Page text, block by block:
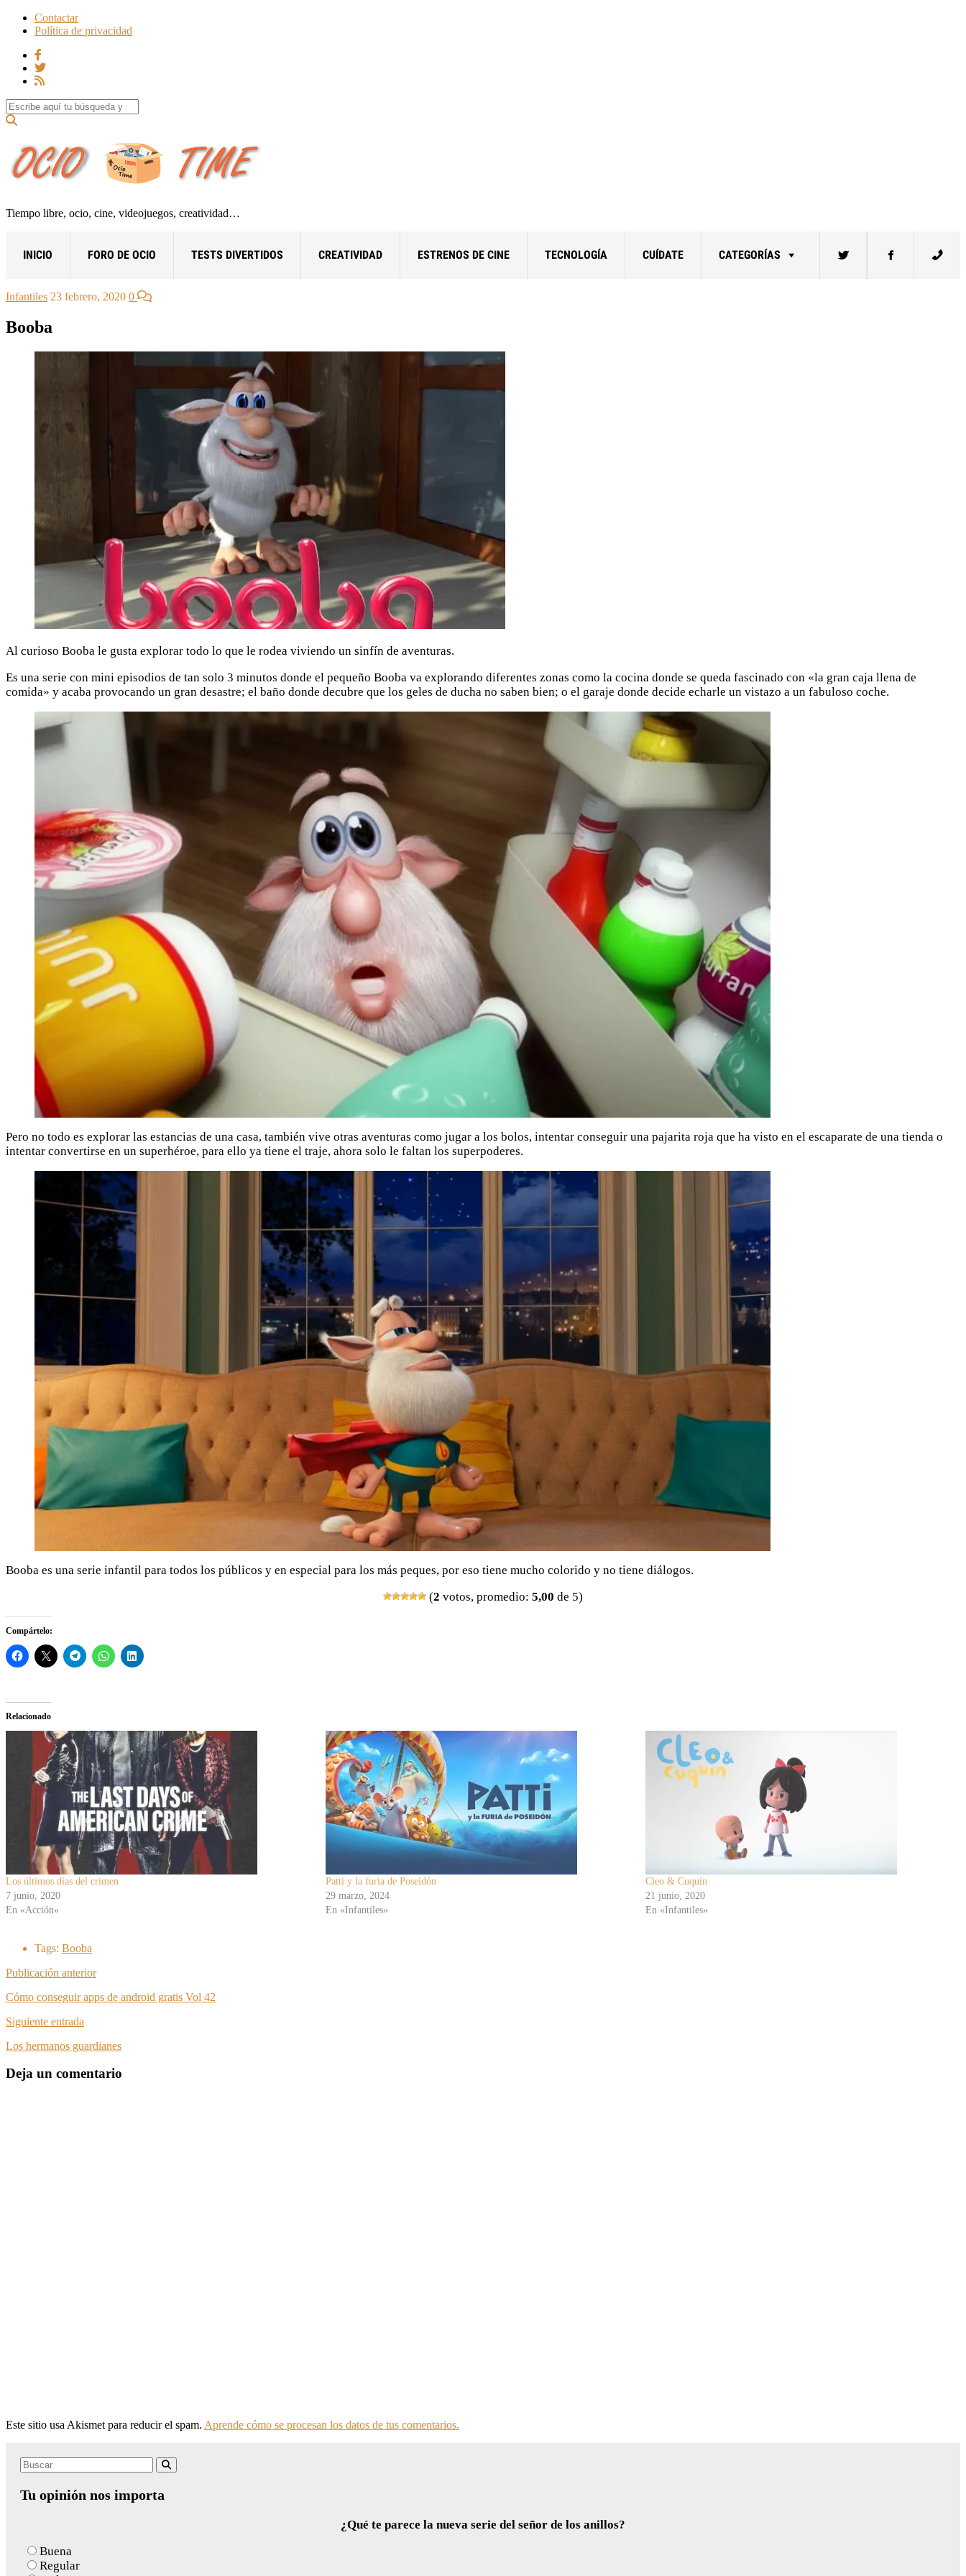
Contactar
Política de privacidad
Search for:
Tiempo libre, ocio, cine, videojuegos, creatividad…
INICIO FORO DE OCIO TESTS DIVERTIDOS CREATIVIDAD ESTRENOS DE CINE TECNOLOGÍA CUÍDATE CATEGORÍAS
Infantiles 23 febrero, 2020 0
Booba
Al curioso Booba le gusta explorar todo lo que le rodea viviendo un sinfín de aventuras.
Es una serie con mini episodios de tan solo 3 minutos donde el pequeño Booba va explorando diferentes zonas como la cocina donde se queda fascinado con «la gran caja llena de
comida» y acaba provocando un gran desastre; el baño donde decubre que los geles de ducha no saben bien; o el garaje donde decide echarle un vistazo a un fabuloso coche.
Pero no todo es explorar las estancias de una casa, también vive otras aventuras como jugar a los bolos, intentar conseguir una pajarita roja que ha visto en el escaparate de una tienda o
intentar convertirse en un superhéroe, para ello ya tiene el traje, ahora solo le faltan los superpoderes.
Booba es una serie infantil para todos los públicos y en especial para los más peques, por eso tiene mucho colorido y no tiene diálogos.
(2 votos, promedio: 5,00 de 5)
Compártelo:
Relacionado
Los últimos días del crimen
7 junio, 2020
En «Acción»
Patti y la furia de Poseidón
29 marzo, 2024
En «Infantiles»
Cleo & Cuquín
21 junio, 2020
En «Infantiles»
Tags: Booba
Publicación anterior
Cómo conseguir apps de android gratis Vol 42
Siguiente entrada
Los hermanos guardianes
Deja un comentario
Este sitio usa Akismet para reducir el spam. Aprende cómo se procesan los datos de tus comentarios.
Search
Tu opinión nos importa
¿Qué te parece la nueva serie del señor de los anillos?
Buena
Regular